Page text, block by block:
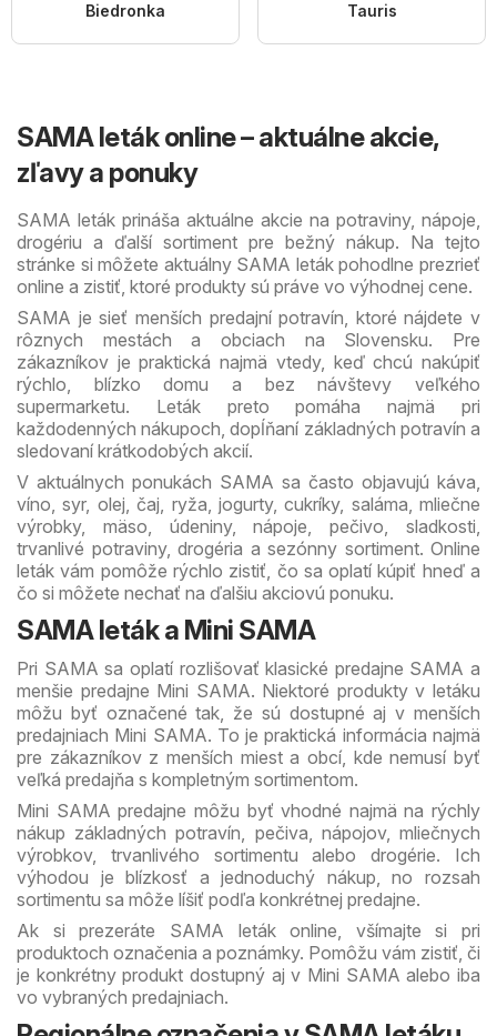
Biedronka Tauris
SAMA leták online – aktuálne akcie,
zľavy a ponuky
SAMA leták prináša aktuálne akcie na potraviny, nápoje,
drogériu a ďalší sortiment pre bežný nákup. Na tejto
stránke si môžete aktuálny SAMA leták pohodlne prezrieť
online a zistiť, ktoré produkty sú práve vo výhodnej cene.
SAMA je sieť menších predajní potravín, ktoré nájdete v
rôznych mestách a obciach na Slovensku. Pre
zákazníkov je praktická najmä vtedy, keď chcú nakúpiť
rýchlo, blízko domu a bez návštevy veľkého
supermarketu. Leták preto pomáha najmä pri
každodenných nákupoch, dopĺňaní základných potravín a
sledovaní krátkodobých akcií.
V aktuálnych ponukách SAMA sa často objavujú káva,
víno, syr, olej, čaj, ryža, jogurty, cukríky, saláma, mliečne
výrobky, mäso, údeniny, nápoje, pečivo, sladkosti,
trvanlivé potraviny, drogéria a sezónny sortiment. Online
leták vám pomôže rýchlo zistiť, čo sa oplatí kúpiť hneď a
čo si môžete nechať na ďalšiu akciovú ponuku.
SAMA leták a Mini SAMA
Pri SAMA sa oplatí rozlišovať klasické predajne SAMA a
menšie predajne Mini SAMA. Niektoré produkty v letáku
môžu byť označené tak, že sú dostupné aj v menších
predajniach Mini SAMA. To je praktická informácia najmä
pre zákazníkov z menších miest a obcí, kde nemusí byť
veľká predajňa s kompletným sortimentom.
Mini SAMA predajne môžu byť vhodné najmä na rýchly
nákup základných potravín, pečiva, nápojov, mliečnych
výrobkov, trvanlivého sortimentu alebo drogérie. Ich
výhodou je blízkosť a jednoduchý nákup, no rozsah
sortimentu sa môže líšiť podľa konkrétnej predajne.
Ak si prezeráte SAMA leták online, všímajte si pri
produktoch označenia a poznámky. Pomôžu vám zistiť, či
je konkrétny produkt dostupný aj v Mini SAMA alebo iba
vo vybraných predajniach.